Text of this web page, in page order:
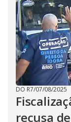
DO R7/07/08/2025
recusa